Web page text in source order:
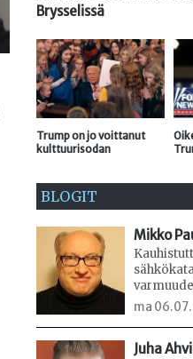
Brysselissä
Trump on jo voittanut
kulttuurisodan
BLOGIT
Mikko
ma
Juha